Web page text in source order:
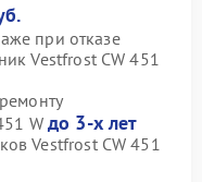
при отказе
Vestfrost CW 451
W до 3-х лет
Vestfrost CW 451